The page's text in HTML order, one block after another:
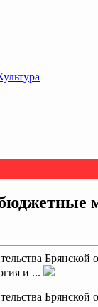
Брянской
и ...
Брянской